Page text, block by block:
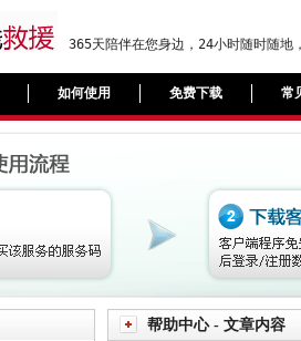
365天陪伴在您身边，24小时随时随地
如何使用 免费下载 常
帮助中心 - 文章内容